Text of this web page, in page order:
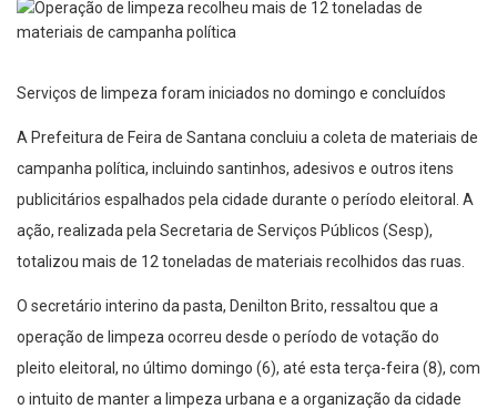
Serviços de limpeza foram iniciados no domingo e concluídos
A Prefeitura de Feira de Santana concluiu a coleta de materiais de
campanha política, incluindo santinhos, adesivos e outros itens
publicitários espalhados pela cidade durante o período eleitoral. A
ação, realizada pela Secretaria de Serviços Públicos (Sesp),
totalizou mais de 12 toneladas de materiais recolhidos das ruas.
O secretário interino da pasta, Denilton Brito, ressaltou que a
operação de limpeza ocorreu desde o período de votação do
pleito eleitoral, no último domingo (6), até esta terça-feira (8), com
o intuito de manter a limpeza urbana e a organização da cidade